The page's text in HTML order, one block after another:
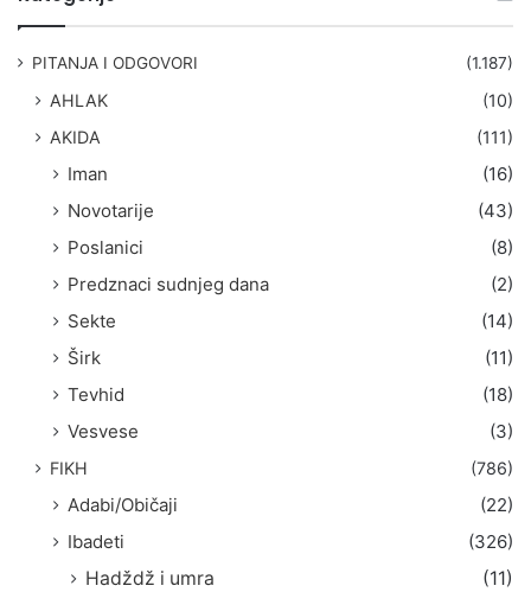
PITANJA I ODGOVORI (1.187)
AHLAK
(10)
AKIDA
(111)
Iman
(16)
Novotarije
(43)
Poslanici
(8)
Predznaci sudnjeg dana
(2)
Sekte
(14)
Širk
(11)
Tevhid
(18)
Vesvese
(3)
FIKH (786)
Adabi/Običaji
(22)
Ibadeti
(326)
Hadždž i umra
(11)